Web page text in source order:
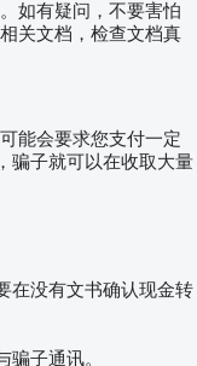
如有疑问，不要害怕
关文档，检查文档真
能会要求您支付一定
骗子就可以在收取大量
在没有文书确认现金转
子通讯。